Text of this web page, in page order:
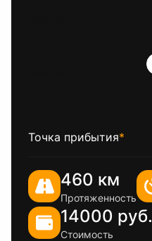
Точка прибытия*
460 км
Протяженность
14000 руб.
Стоимость